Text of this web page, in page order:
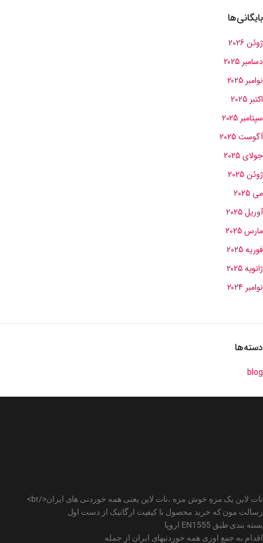
بایگانی‌ها
ژوئن 2026
دسامبر 2025
نوامبر 2025
اکتبر 2025
سپتامبر 2025
آگوست 2025
جولای 2025
ژوئن 2025
می 2025
آوریل 2025
مارس 2025
فوریه 2025
ژانویه 2025
نوامبر 2024
دسته‌ها
blog
نات لاین یک مزهِ خوش مزه ،نات لاین یعنی همه خوردنی های ایران</br>
رسالت مون که خرید محصول با کیفیت ارگانیک از دست اول
بسته بندی طبق EN1555 اروپا
اقدام به جمع اوری همه خوردنیهای ایران از جمله